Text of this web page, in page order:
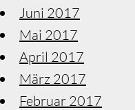
Juni 2017
Mai 2017
April 2017
März 2017
Februar 2017